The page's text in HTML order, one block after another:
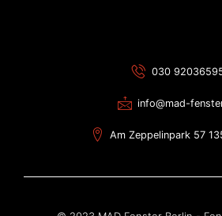
030
info@mad-
Am Zeppelinpark 57